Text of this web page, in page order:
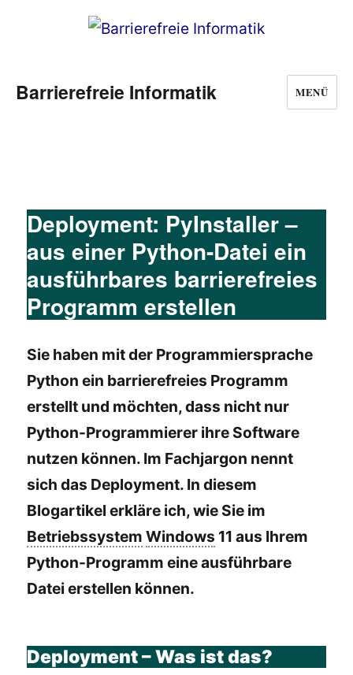
Barrierefreie Informatik MENÜ
Deployment: PyInstaller –
aus einer Python-Datei ein
ausführbares barrierefreies
Programm erstellen
Sie haben mit der Programmiersprache
Python ein barrierefreies Programm
erstellt und möchten, dass nicht nur
Python-Programmierer ihre Software
nutzen können. Im Fachjargon nennt
sich das Deployment. In diesem
Blogartikel erkläre ich, wie Sie im
Betriebssystem Windows 11 aus Ihrem
Python-Programm eine ausführbare
Datei erstellen können.
Deployment – Was ist das?